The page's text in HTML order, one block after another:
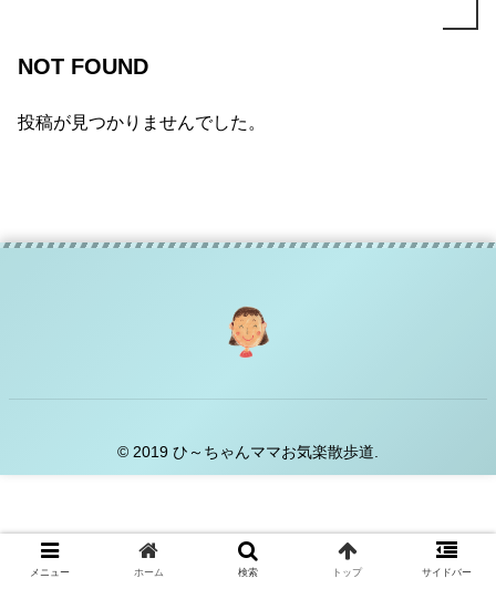
NOT FOUND
投稿が見つかりませんでした。
© 2019 ひ～ちゃんママお気楽散歩道.
メニュー ホーム 検索 トップ サイドバー